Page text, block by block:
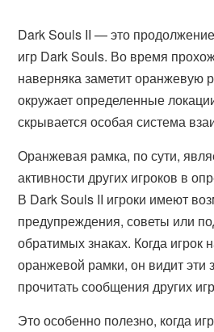
Dark Souls II — это
игр Dark Souls. Во время
наверняка заметит оранжевую
окружает определенные
скрывается особая система
Оранжевая рамка, по сути,
активности других игроков в
В Dark Souls II игроки имеют
предупреждения, советы или
обратимых знаках. Когда игрок
оранжевой рамки, он видит эти
прочитать сообщения других
Это особенно полезно, когда